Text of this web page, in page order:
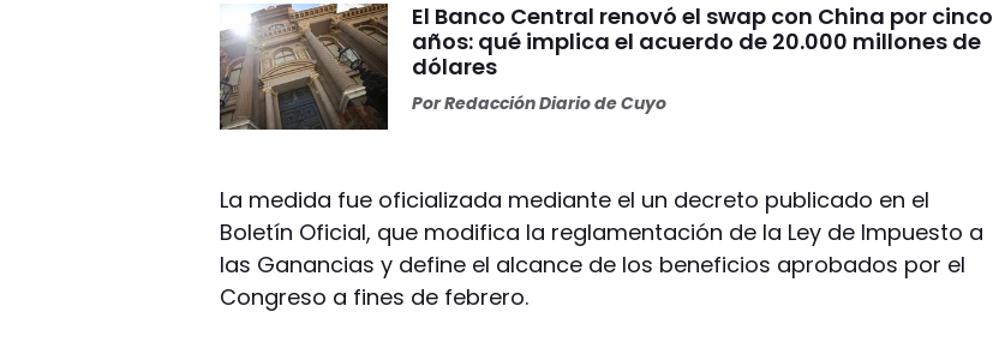
El Banco Central renovó el swap con China por cinco
años: qué implica el acuerdo de 20.000 millones de
dólares
PorRedacción Diario de Cuyo
La medida fue oficializada mediante el un decreto publicado en el
Boletín Oficial, que modifica la reglamentación de la Ley de Impuesto a
las Ganancias y define el alcance de los beneficios aprobados por el
Congreso a fines de febrero.